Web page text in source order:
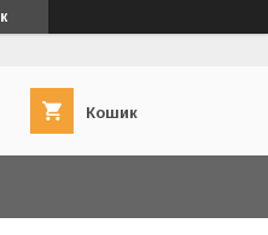
Кошик